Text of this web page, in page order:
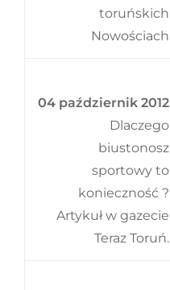
toruńskich
Nowościach
04 październik 2012
Dlaczego
biustonosz
sportowy to
konieczność ?
Artykuł w gazecie
Teraz Toruń.